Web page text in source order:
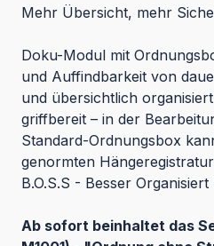
Mehr Übersicht, mehr
Doku-Modul mit
und Auffindbarkeit von
und übersichtlich
griffbereit – in der
Standard-Ordnungsbox
genormten
B.O.S.S - Besser
Ab sofort beinhaltet das